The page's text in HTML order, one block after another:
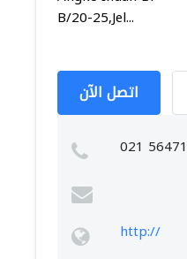
B/20-25,Jel...
اتصل الآن
021
http://